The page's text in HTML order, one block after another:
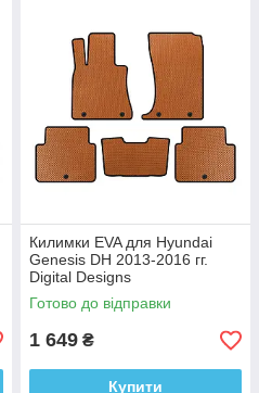
Килимки EVA для Hyundai
Genesis DH 2013-2016 гг.
Digital Designs
Этилвинилацетат
Готово до відправки
1 649 ₴
Купити